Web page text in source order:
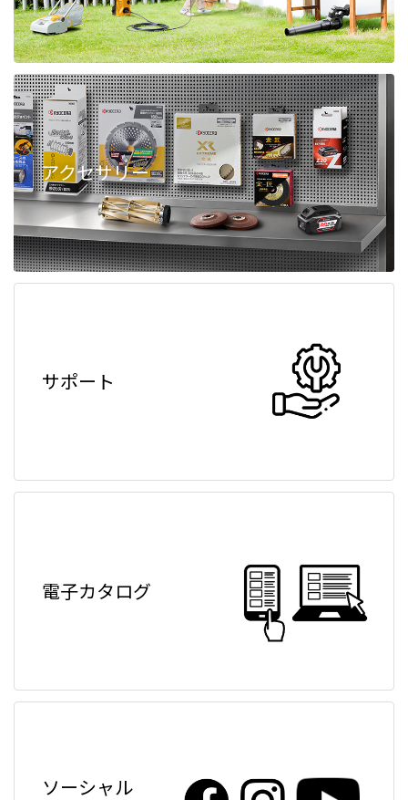
アクセサリー
サポート
電子カタログ
ソーシャル